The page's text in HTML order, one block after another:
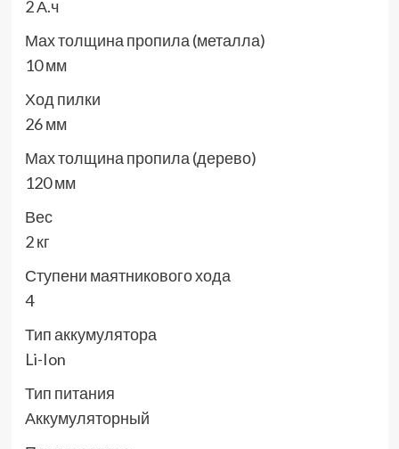
2 А.ч
Мах толщина пропила (металла)
10 мм
Ход пилки
26 мм
Мах толщина пропила (дерево)
120 мм
Вес
2 кг
Ступени маятникового хода
4
Тип аккумулятора
Li-Ion
Тип питания
Аккумуляторный